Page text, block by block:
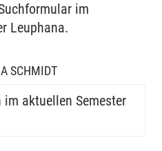
im
Leuphana.
SCHMIDT
aktuellen Semester